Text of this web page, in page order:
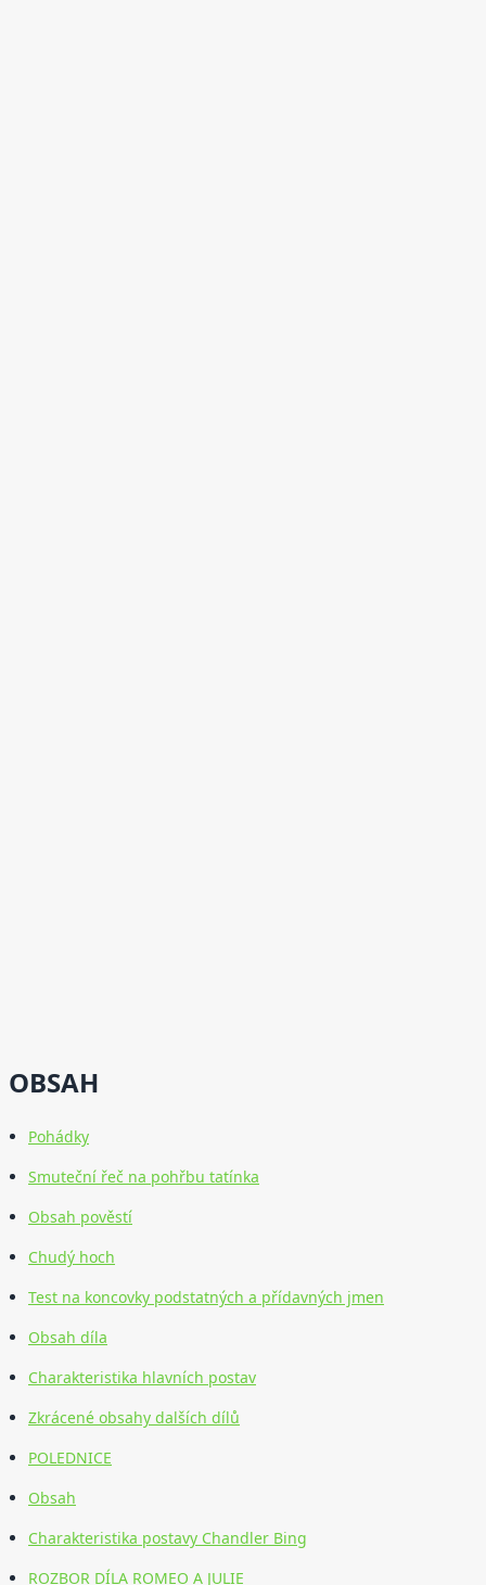
OBSAH
Pohádky
Smuteční řeč na pohřbu tatínka
Obsah pověstí
Chudý hoch
Test na koncovky podstatných a přídavných jmen
Obsah díla
Charakteristika hlavních postav
Zkrácené obsahy dalších dílů
POLEDNICE
Obsah
Charakteristika postavy Chandler Bing
ROZBOR DÍLA ROMEO A JULIE